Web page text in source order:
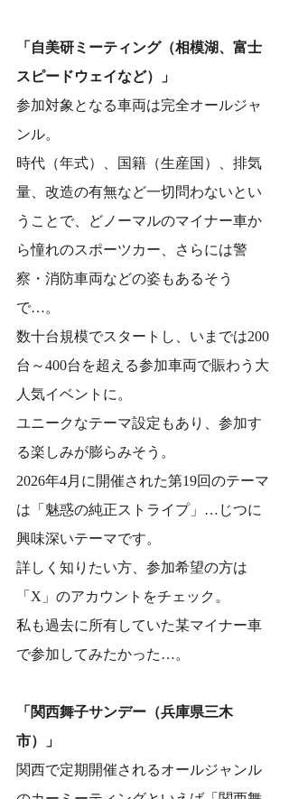
「自美研ミーティング（相模湖、富士
スピードウェイなど）」
参加対象となる車両は完全オールジャ
ンル。
時代（年式）、国籍（生産国）、排気
量、改造の有無など一切問わないとい
うことで、どノーマルのマイナー車か
ら憧れのスポーツカー、さらには警
察・消防車両などの姿もあるそう
で…。
数十台規模でスタートし、いまでは200
台～400台を超える参加車両で賑わう大
人気イベントに。
ユニークなテーマ設定もあり、参加す
る楽しみが膨らみそう。
2026年4月に開催された第19回のテーマ
は「魅惑の純正ストライプ」…じつに
興味深いテーマです。
詳しく知りたい方、参加希望の方は
「X」のアカウントをチェック。
私も過去に所有していた某マイナー車
で参加してみたかった…。
「関西舞子サンデー（兵庫県三木
市）」
関西で定期開催されるオールジャンル